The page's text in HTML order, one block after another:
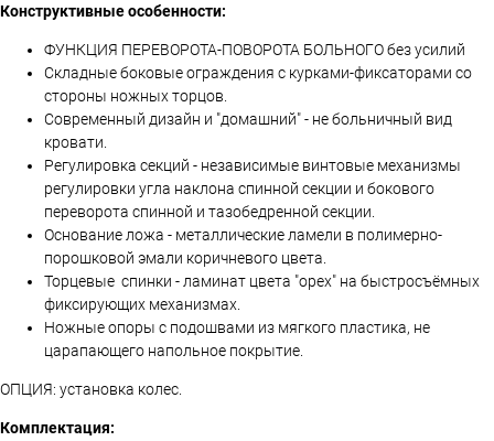
Конструктивные особенности:
ФУНКЦИЯ ПЕРЕВОРОТА-ПОВОРОТА БОЛЬНОГО без усилий
Складные боковые ограждения с курками-фиксаторами со
стороны ножных торцов.
Современный дизайн и "домашний" - не больничный вид
кровати.
Регулировка секций - независимые винтовые механизмы
регулировки угла наклона спинной секции и бокового
переворота спинной и тазобедренной секции.
Основание ложа - металлические ламели в полимерно-
порошковой эмали коричневого цвета.
Торцевые спинки - ламинат цвета "орех" на быстросъёмных
фиксирующих механизмах.
Ножные опоры с подошвами из мягкого пластика, не
царапающего напольное покрытие.
ОПЦИЯ: установка колес.
Комплектация: